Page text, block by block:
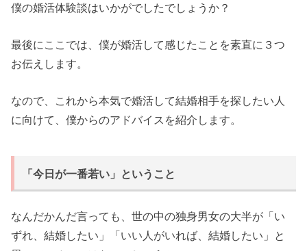
僕の婚活体験談はいかがでしたでしょうか？
最後にここでは、僕が婚活して感じたことを素直に３つ
お伝えします。
なので、これから本気で婚活して結婚相手を探したい人
に向けて、僕からのアドバイスを紹介します。
「今日が一番若い」ということ
なんだかんだ言っても、世の中の独身男女の大半が「い
ずれ、結婚したい」「いい人がいれば、結婚したい」と